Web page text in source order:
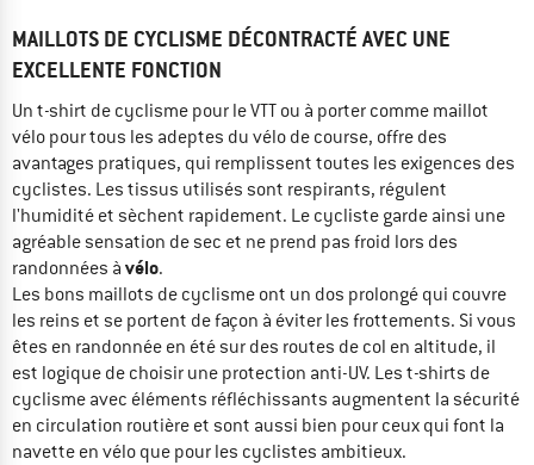
MAILLOTS DE CYCLISME DÉCONTRACTÉ AVEC UNE
EXCELLENTE FONCTION
Un t-shirt de cyclisme pour le VTT ou à porter comme maillot
vélo pour tous les adeptes du vélo de course, offre des
avantages pratiques, qui remplissent toutes les exigences des
cyclistes. Les tissus utilisés sont respirants, régulent
l'humidité et sèchent rapidement. Le cycliste garde ainsi une
agréable sensation de sec et ne prend pas froid lors des
randonnées à vélo.
Les bons maillots de cyclisme ont un dos prolongé qui couvre
les reins et se portent de façon à éviter les frottements. Si vous
êtes en randonnée en été sur des routes de col en altitude, il
est logique de choisir une protection anti-UV. Les t-shirts de
cyclisme avec éléments réfléchissants augmentent la sécurité
en circulation routière et sont aussi bien pour ceux qui font la
navette en vélo que pour les cyclistes ambitieux.